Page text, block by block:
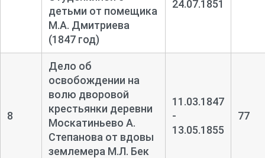
детьми от помещика
М.А. Дмитриева
(1847 год)
24.07.1851
8
Дело об
освобождении на
волю дворовой
крестьянки деревни
Москатиньево А.
Степанова от вдовы
землемера М.Л. Бек
11.03.1847
-
13.05.1855
77